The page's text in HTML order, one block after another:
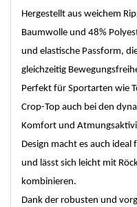
Hergestellt aus weichem
Baumwolle und 48%
und elastische Passform,
gleichzeitig
Perfekt für Sportarten wie
Crop-Top auch bei den
Komfort und
Design macht es auch
und lässt sich leicht mit
kombinieren.
Dank der robusten und